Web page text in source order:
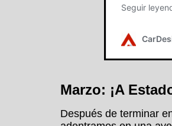
Marzo: ¡A
Después de terminar